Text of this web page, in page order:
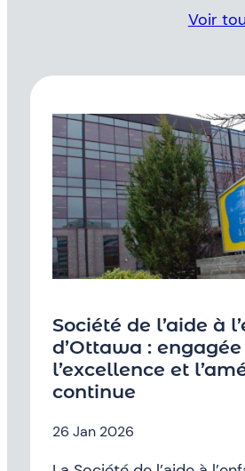
Voir
Société de l’aide à
d’Ottawa :
l’excellence et
continue
26 Jan 2026